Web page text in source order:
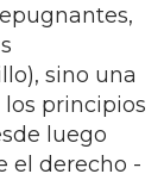
sino una
principios
luego
el derecho -